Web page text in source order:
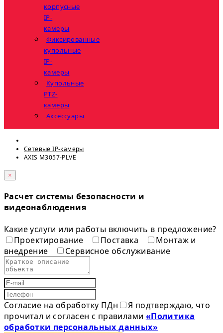
корпусные
IP-
камеры
Фиксированные
купольные
IP-
камеры
Купольные
PTZ-
камеры
Аксессуары
Сетевые IP-камеры
AXIS M3057-PLVE
×
Расчет системы безопасности и
видеонаблюдения
Какие услуги или работы включить в предложение?
Проектирование
Поставка
Монтаж и
внедрение
Сервисное обслуживание
Согласие на обработку ПДн
Я подтверждаю, что
прочитал и согласен с правилами «Политика
обработки персональных данных»